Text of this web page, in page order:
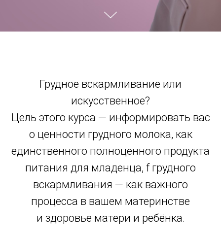
Грудное вскармливание или
искусственное?
Цель этого курса — информировать вас
о ценности грудного молока, как
единственного полноценного продукта
питания для младенца, f грудного
вскармливания — как важного
процесса в вашем материнстве
и здоровье матери и ребёнка.